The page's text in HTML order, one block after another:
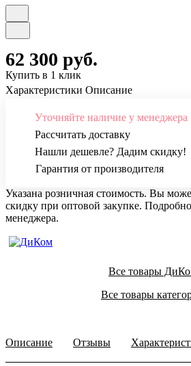
62 300 руб.
Купить в 1 клик
Характеристики Описание
Уточняйте наличие у менеджера
Рассчитать доставку
Нашли дешевле? Дадим скидку!
Гарантия от производителя
Указана розничная стоимость. Вы
скидку при оптовой закупке.
менеджера.
Все товары
Все товары
Описание Отзывы